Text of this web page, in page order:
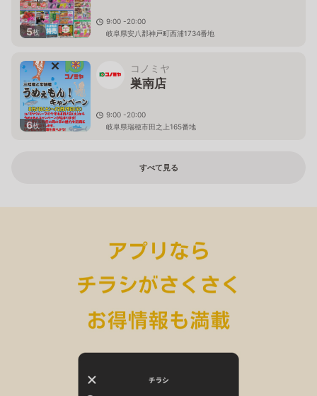
5枚
9:00 -20:00
岐阜県安八郡神戸町西浦1734番地
6枚
コノミヤ
巣南店
9:00 -20:00
岐阜県瑞穂市田之上165番地
すべて見る